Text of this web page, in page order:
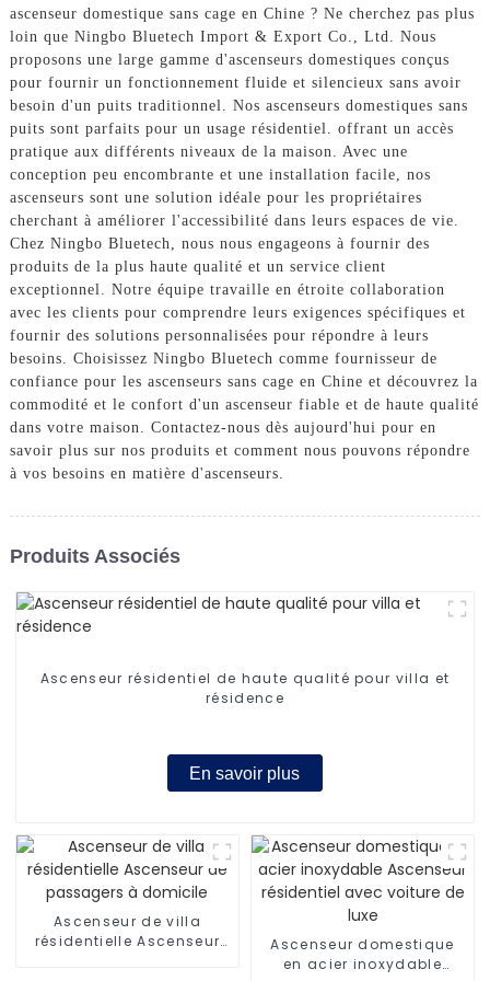
ascenseur domestique sans cage en Chine ? Ne cherchez pas plus
loin que Ningbo Bluetech Import & Export Co., Ltd. Nous
proposons une large gamme d'ascenseurs domestiques conçus
pour fournir un fonctionnement fluide et silencieux sans avoir
besoin d'un puits traditionnel. Nos ascenseurs domestiques sans
puits sont parfaits pour un usage résidentiel. offrant un accès
pratique aux différents niveaux de la maison. Avec une
conception peu encombrante et une installation facile, nos
ascenseurs sont une solution idéale pour les propriétaires
cherchant à améliorer l'accessibilité dans leurs espaces de vie.
Chez Ningbo Bluetech, nous nous engageons à fournir des
produits de la plus haute qualité et un service client
exceptionnel. Notre équipe travaille en étroite collaboration
avec les clients pour comprendre leurs exigences spécifiques et
fournir des solutions personnalisées pour répondre à leurs
besoins. Choisissez Ningbo Bluetech comme fournisseur de
confiance pour les ascenseurs sans cage en Chine et découvrez la
commodité et le confort d'un ascenseur fiable et de haute qualité
dans votre maison. Contactez-nous dès aujourd'hui pour en
savoir plus sur nos produits et comment nous pouvons répondre
à vos besoins en matière d'ascenseurs.
Produits Associés
Ascenseur résidentiel de haute qualité pour villa et
résidence
En savoir plus
Ascenseur de villa
résidentielle Ascenseur
Ascenseur domestique
en acier inoxydable